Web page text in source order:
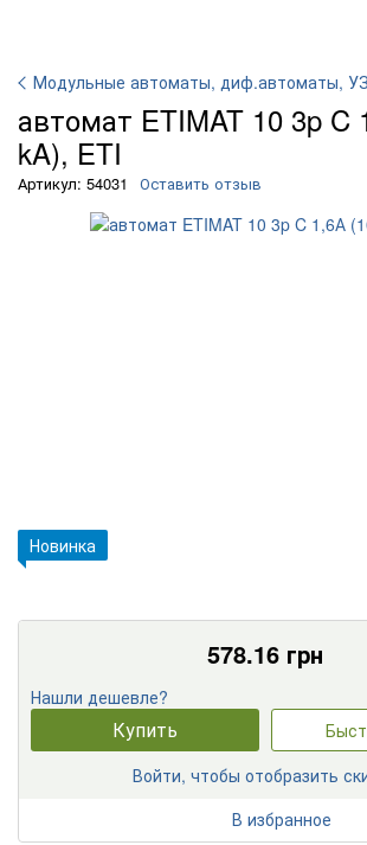
Модульные автоматы, диф.автоматы,
автомат ETIMAT 10 3p C
kA), ETI
Артикул: 54031 Оставить отзыв
Новинка
578.16 грн
Нашли дешевле?
Купить
Войти, чтобы отобразить
В избранное